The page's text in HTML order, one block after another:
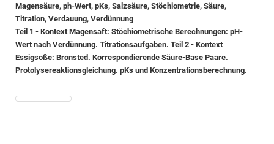
Magensäure, ph-Wert, pKs, Salzsäure, Stöchiometrie, Säure,
Titration, Verdauung, Verdünnung
Teil 1 - Kontext Magensaft: Stöchiometrische Berechnungen: pH-
Wert nach Verdünnung. Titrationsaufgaben. Teil 2 - Kontext
Essigsoße: Bronsted. Korrespondierende Säure-Base Paare.
Protolysereaktionsgleichung. pKs und Konzentrationsberechnung.